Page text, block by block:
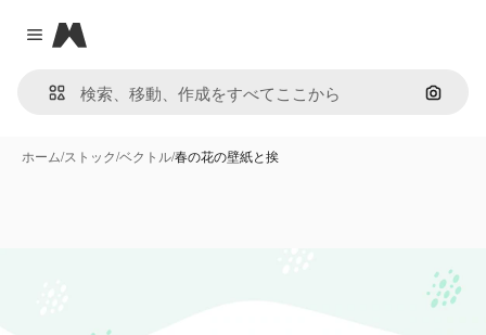
Close menu
Magnific
画像で
ホーム/ストック/ベクトル/春の花の壁紙と挨